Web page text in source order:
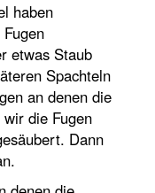
haben
etwas Staub
Spachteln
an denen die
die Fugen
Dann